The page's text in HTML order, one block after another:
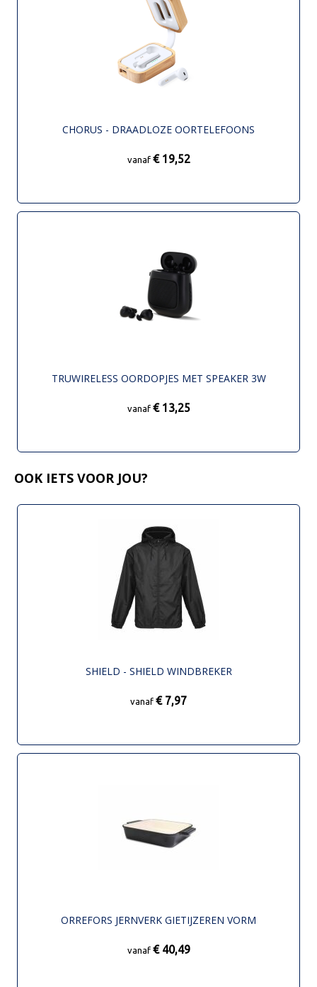
CHORUS - DRAADLOZE OORTELEFOONS
vanaf € 19,52
TRUWIRELESS OORDOPJES MET SPEAKER 3W
vanaf € 13,25
OOK IETS VOOR JOU?
SHIELD - SHIELD WINDBREKER
vanaf € 7,97
ORREFORS JERNVERK GIETIJZEREN VORM
vanaf € 40,49